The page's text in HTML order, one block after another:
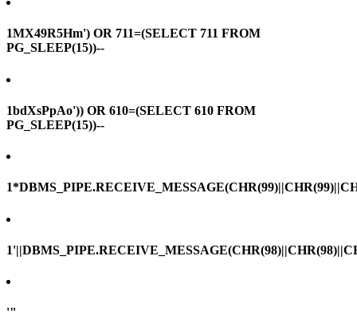
1MX49R5Hm') OR 711=(SELECT 711 FROM
PG_SLEEP(15))--
1bdXsPpAo')) OR 610=(SELECT 610 FROM
PG_SLEEP(15))--
'"